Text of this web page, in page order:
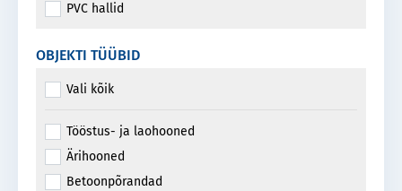
PVC hallid
OBJEKTI TÜÜBID
Vali kõik
Tööstus- ja laohooned
Ärihooned
Betoonpõrandad